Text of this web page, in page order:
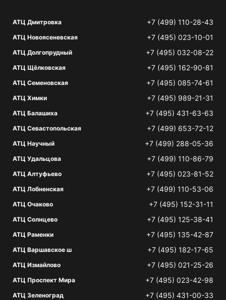
АТЦ Дмитровка +7 (499) 110-28-43
АТЦ Новоясеневская +7 (495) 023-10-01
АТЦ Долгопрудный +7 (495) 032-08-22
АТЦ Щёлковская +7 (495) 162-90-81
АТЦ Семеновская +7 (495) 085-74-61
АТЦ Химки +7 (495) 989-21-31
АТЦ Балашиха +7 (495) 431-63-63
АТЦ Севастопольская +7 (499) 653-72-12
АТЦ Научный +7 (499) 288-05-36
АТЦ Удальцова +7 (499) 110-86-79
АТЦ Алтуфьево +7 (495) 023-81-52
АТЦ Лобненская +7 (499) 110-53-06
АТЦ Очаково +7 (495) 152-31-11
АТЦ Солнцево +7 (495) 125-38-41
АТЦ Раменки +7 (495) 135-42-87
АТЦ Варшавское ш +7 (495) 182-17-65
АТЦ Измайлово +7 (495) 021-25-26
АТЦ Проспект Мира +7 (495) 023-42-98
АТЦ Зеленоград +7 (495) 431-00-33